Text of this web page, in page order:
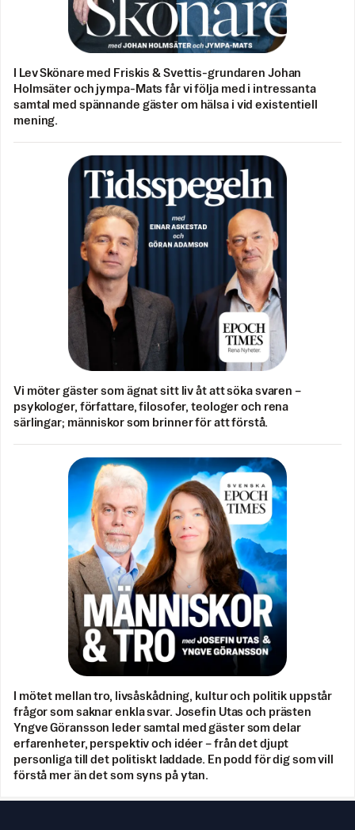
I Lev Skönare med Friskis & Svettis-grundaren Johan
Holmsäter och jympa-Mats får vi följa med i intressanta
samtal med spännande gäster om hälsa i vid existentiell
mening.
Vi möter gäster som ägnat sitt liv åt att söka svaren –
psykologer, författare, filosofer, teologer och rena
särlingar; människor som brinner för att förstå.
I mötet mellan tro, livsåskådning, kultur och politik uppstår
frågor som saknar enkla svar. Josefin Utas och prästen
Yngve Göransson leder samtal med gäster som delar
erfarenheter, perspektiv och idéer – från det djupt
personliga till det politiskt laddade. En podd för dig som vill
förstå mer än det som syns på ytan.